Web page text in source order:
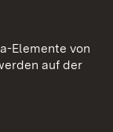
Elemente von
auf der